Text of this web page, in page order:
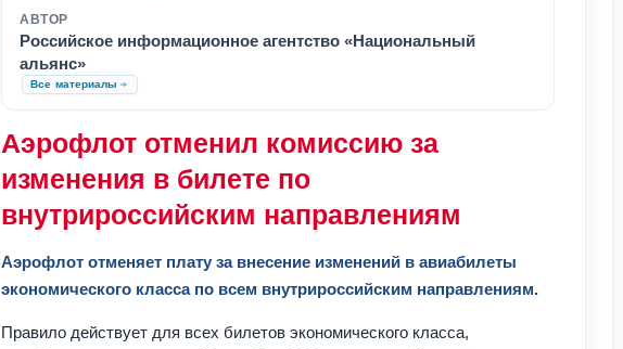
АВТОР
Российское информационное агентство «Национальный
альянс»
Все материалы
Аэрофлот отменил комиссию за
изменения в билете по
внутрироссийским направлениям
Аэрофлот отменяет плату за внесение изменений в авиабилеты
экономического класса по всем внутрироссийским направлениям.
Правило действует для всех билетов экономического класса,